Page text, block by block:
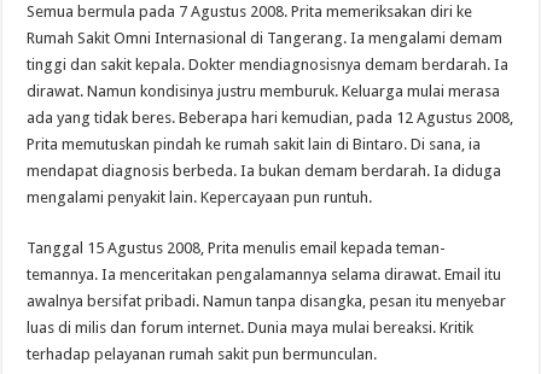
Semua bermula pada 7 Agustus 2008. Prita memeriksakan diri ke
Rumah Sakit Omni Internasional di Tangerang. Ia mengalami demam
tinggi dan sakit kepala. Dokter mendiagnosisnya demam berdarah. Ia
dirawat. Namun kondisinya justru memburuk. Keluarga mulai merasa
ada yang tidak beres. Beberapa hari kemudian, pada 12 Agustus 2008,
Prita memutuskan pindah ke rumah sakit lain di Bintaro. Di sana, ia
mendapat diagnosis berbeda. Ia bukan demam berdarah. Ia diduga
mengalami penyakit lain. Kepercayaan pun runtuh.
Tanggal 15 Agustus 2008, Prita menulis email kepada teman-
temannya. Ia menceritakan pengalamannya selama dirawat. Email itu
awalnya bersifat pribadi. Namun tanpa disangka, pesan itu menyebar
luas di milis dan forum internet. Dunia maya mulai bereaksi. Kritik
terhadap pelayanan rumah sakit pun bermunculan.